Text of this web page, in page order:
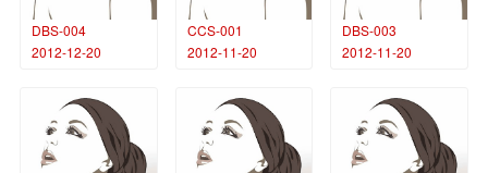
DBS-004
2012-12-20
CCS-001
2012-11-20
DBS-003
2012-11-20